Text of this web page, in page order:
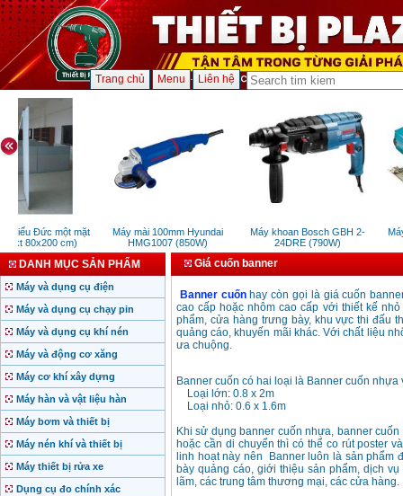
Trang chủ Menu Liên hệ
kiểu Đức một mặt
(kt 80x200 cm)
Máy mài 100mm Hyundai
HMG1007 (850W)
Máy khoan Bosch GBH 2-
24DRE (790W)
DANH MỤC SẢN PHẨM
Máy và dụng cụ điện
Máy và dụng cụ chạy pin
Máy và dụng cụ khí nén
Máy và động cơ xăng
Máy cơ khí xây dựng
Máy hàn và vật liệu hàn
Máy bơm và thiết bị
Máy nén khí và thiết bị
Máy thiết bị rửa xe
Dụng cụ đo chính xác
Giá cuốn banner
Banner cuốnhay còn gọi là giá cuốn
cao cấp hoặc nhôm cao cấp với thiết kế
phẩm, cửa hàng trưng bày, khu vực thi đấu
quảng cáo, khuyến mãi khác. Với chất liệu
ưa chuộng.
Banner cuốn có hai loại là Banner cuốn
Loại lớn: 0.8 x 2m
Loại nhỏ: 0.6 x 1.6m
Khi sử dụng banner cuốn nhựa, banner
hoặc cần di chuyển thì có thể co rút poster
linh hoạt này nên Banner luôn là sản phẩm
bày quảng cáo, giới thiệu sản phẩm, dịch
lãm, các trung tâm thương mại, các cửa hàng.